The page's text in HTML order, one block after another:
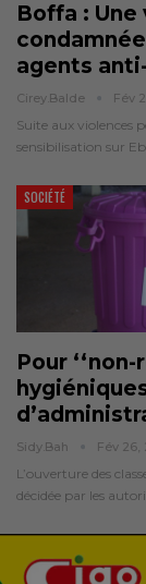
Boffa :
agents
Cirey.balde Fév
Suite aux violences
sensibilisation sur
SOCIÉTÉ
Pour
Sidy.bah Fév 26,
L’ouverture des
décidée par les